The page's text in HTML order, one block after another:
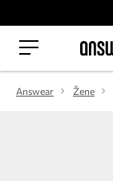
Answear Žene